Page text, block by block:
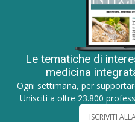
Le tematiche di
medicina
Ogni settimana, per
Unisciti a oltre 23.800
ISCRIVITI